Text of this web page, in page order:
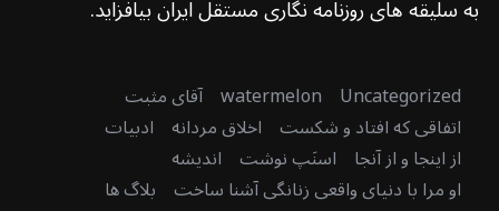
به سلیقه های روزنامه نگاری مستقل ایران بیافزاید.
Uncategorized
watermelon آقای مثبت
اتفاقی که افتاد و شکست اخلاق مردانه ادبیات
از اینجا و از آنجا اسنَپ نوشت اندیشه
او مرا با دنیای واقعی زنانگی آشنا ساخت بلاگ ها